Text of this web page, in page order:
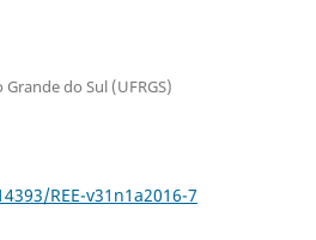
do Sul (UFRGS)
REE-v31n1a2016-7